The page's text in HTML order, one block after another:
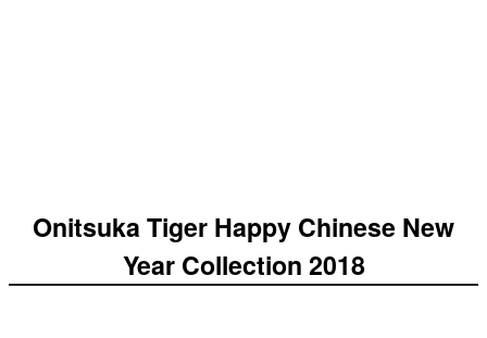
Onitsuka Tiger Happy Chinese New
Year Collection 2018